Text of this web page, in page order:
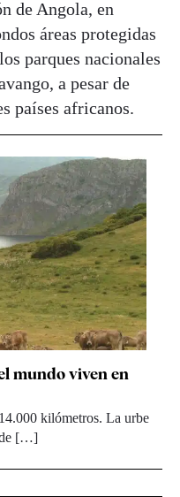
de Angola, en
áreas protegidas
parques nacionales
a pesar de
países africanos.
mundo viven en
kilómetros. La urbe
de […]